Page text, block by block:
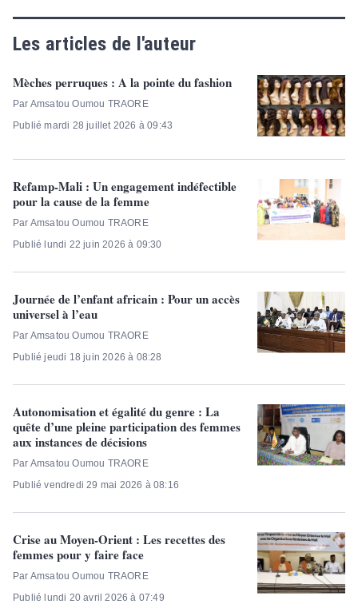
Les articles de l'auteur
Mèches perruques : A la pointe du fashion
Par Amsatou Oumou TRAORE
Publié mardi 28 juillet 2026 à 09:43
Refamp-Mali : Un engagement indéfectible
pour la cause de la femme
Par Amsatou Oumou TRAORE
Publié lundi 22 juin 2026 à 09:30
Journée de l’enfant africain : Pour un accès
universel à l’eau
Par Amsatou Oumou TRAORE
Publié jeudi 18 juin 2026 à 08:28
Autonomisation et égalité du genre : La
quête d’une pleine participation des femmes
aux instances de décisions
Par Amsatou Oumou TRAORE
Publié vendredi 29 mai 2026 à 08:16
Crise au Moyen-Orient : Les recettes des
femmes pour y faire face
Par Amsatou Oumou TRAORE
Publié lundi 20 avril 2026 à 07:49